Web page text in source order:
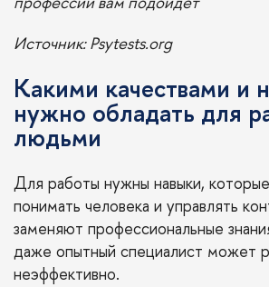
Источник: Psytests.org
Какими качествами и
нужно обладать для
людьми
Для работы нужны навыки,
понимать человека и управлять
заменяют профессиональные
даже опытный специалист может
неэффективно.